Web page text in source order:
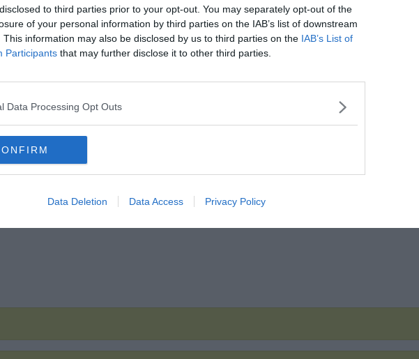
to third parties prior to your opt-out. You may separately opt-out of the
of your personal information by third parties on the IAB’s list of downstream
This information may also be disclosed by us to third parties on the IAB’s List of
Participants that may further disclose it to other third parties.
Data Processing Opt Outs
Data Deletion Data Access Privacy Policy
Hirdetés